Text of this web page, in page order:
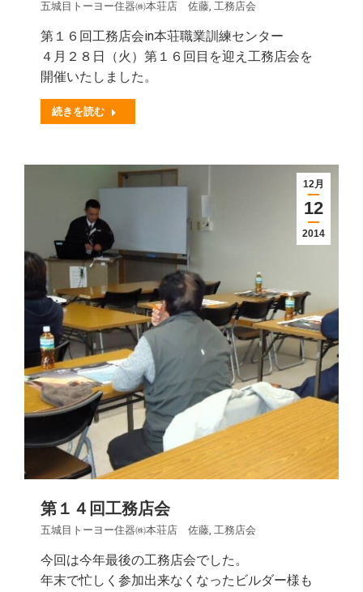
五城目トーヨー住器㈱本荘店 佐藤, 工務店会
第１６回工務店会in本荘職業訓練センター
４月２８日（火）第１６回目を迎え工務店会を
開催いたしました。
続きを読む
12月
12
2014
第１４回工務店会
五城目トーヨー住器㈱本荘店 佐藤, 工務店会
今回は今年最後の工務店会でした。
年末で忙しく参加出来なくなったビルダー様も